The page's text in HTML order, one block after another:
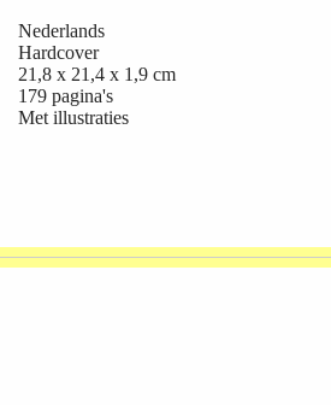
Nederlands
Hardcover
21,8 x 21,4 x 1,9 cm
179 pagina's
Met illustraties